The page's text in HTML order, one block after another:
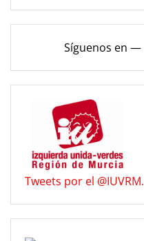
Síguenos en —
Tweets por el @IUVRM.